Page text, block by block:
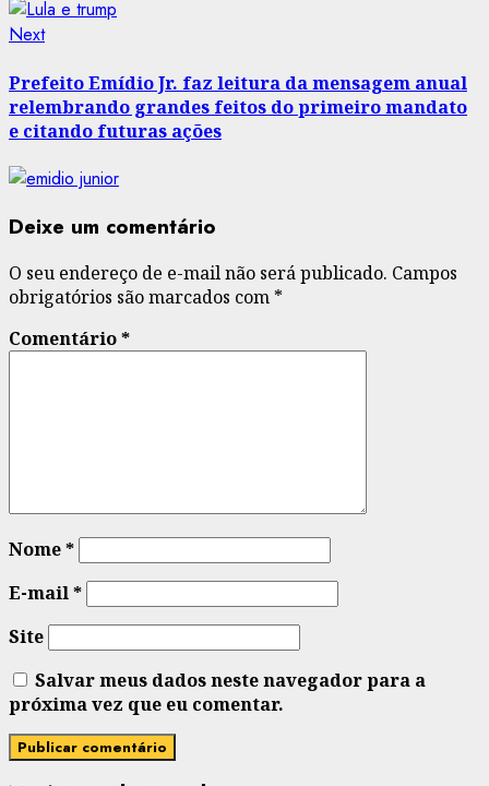
NextNext
Prefeito Emídio Jr. faz leitura da mensagem anual
relembrando grandes feitos do primeiro mandato
e citando futuras ações
Deixe um comentário
O seu endereço de e-mail não será publicado. Campos
obrigatórios são marcados com *
Comentário*
Nome*
E-mail*
Site
Salvar meus dados neste navegador para a
próxima vez que eu comentar.